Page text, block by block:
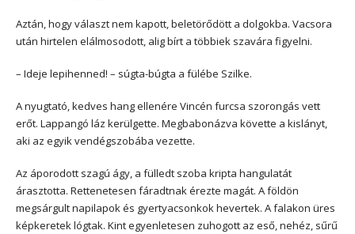
Aztán, hogy választ nem kapott, beletörődött a dolgokba. Vacsora
után hirtelen elálmosodott, alig bírt a többiek szavára figyelni.
– Ideje lepihenned! – súgta-búgta a fülébe Szilke.
A nyugtató, kedves hang ellenére Vincén furcsa szorongás vett
erőt. Lappangó láz kerülgette. Megbabonázva követte a kislányt,
aki az egyik vendégszobába vezette.
Az áporodott szagú ágy, a fülledt szoba kripta hangulatát
árasztotta. Rettenetesen fáradtnak érezte magát. A földön
megsárgult napilapok és gyertyacsonkok hevertek. A falakon üres
képkeretek lógtak. Kint egyenletesen zuhogott az eső, nehéz, sűrű